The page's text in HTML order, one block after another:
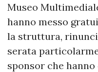
Museo
hanno messo
la struttura,
serata
sponsor che